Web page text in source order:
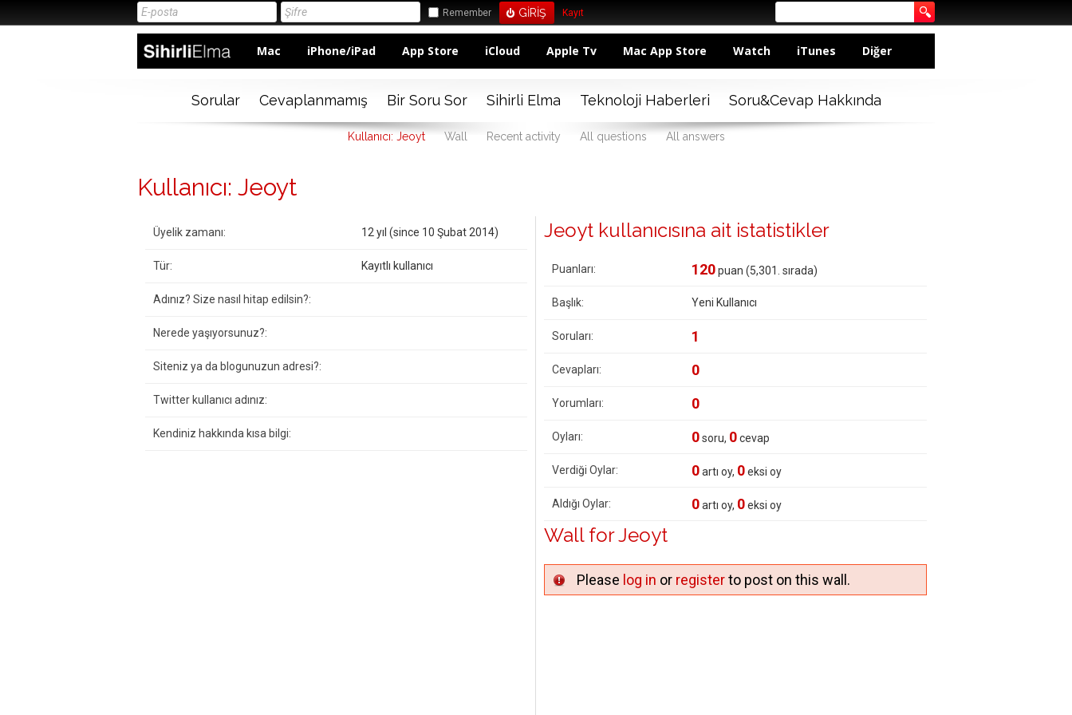
Remember Kayıt
Mac iPhone/iPad App Store iCloud Apple Tv Mac App Store Watch iTunes Diğer
Sorular Cevaplanmamış Bir Soru Sor Sihirli Elma Teknoloji Haberleri Soru&Cevap Hakkında
Kullanıcı: Jeoyt Wall Recent activity All questions All answers
Kullanıcı: Jeoyt
Üyelik zamanı: 12 yıl (since 10 Şubat 2014)
Tür: Kayıtlı kullanıcı
Adınız? Size nasıl hitap edilsin?:
Nerede yaşıyorsunuz?:
Siteniz ya da blogunuzun adresi?:
Twitter kullanıcı adınız:
Kendiniz hakkında kısa bilgi:
Jeoyt kullanıcısına ait istatistikler
Puanları: 120puan (5,301 . sırada)
Başlık: Yeni Kullanıcı
Soruları: 1
Cevapları: 0
Yorumları: 0
Oyları: 0soru, 0cevap
Verdiği Oylar: 0artı oy, 0eksi oy
Aldığı Oylar: 0artı oy, 0eksi oy
Wall for Jeoyt
Please log in or registerto post on this wall.